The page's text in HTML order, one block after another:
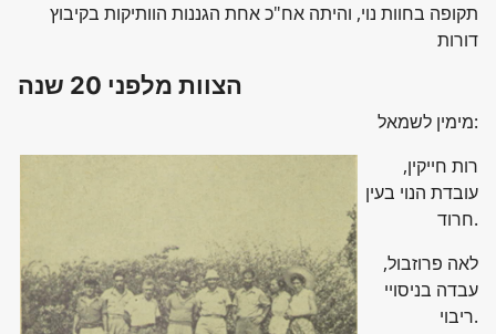
תקופה בחוות נוי, והיתה אח"כ אחת הגננות הוותיקות בקיבוץ
דורות
הצוות מלפני 20 שנה
מימין לשמאל:
עובדת הנוי בעין
חרוד.
לאה פרוזבול,
עבדה בניסויי
ריבוי.